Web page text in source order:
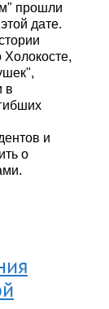
прошли
дате.
в
и
о